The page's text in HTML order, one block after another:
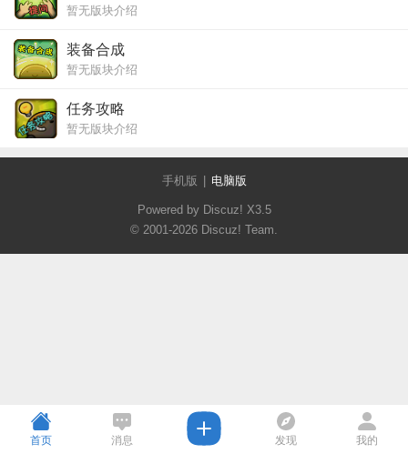
暂无版块介绍
装备合成
暂无版块介绍
任务攻略
暂无版块介绍
手机版 电脑版
Powered by Discuz! X3.5
© 2001-2026 Discuz! Team.
首页 消息 发现 我的